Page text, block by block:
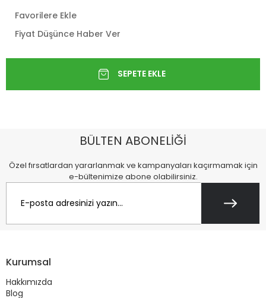
Favorilere Ekle
Fiyat Düşünce Haber Ver
BÜLTEN ABONELİĞİ
Özel fırsatlardan yararlanmak ve kampanyaları kaçırmamak için
e-bültenimize abone olabilirsiniz.
Kurumsal
Hakkımızda
Blog